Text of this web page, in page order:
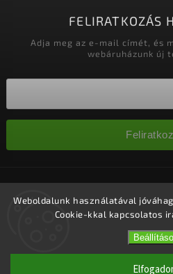
Weboldalunk használatával
Cookie-kkal kapcsolatos
FELIRATKOZÁS
Adja meg az e-mail címét, és
webáruházunk új
Süti beállítások
Shoptet|